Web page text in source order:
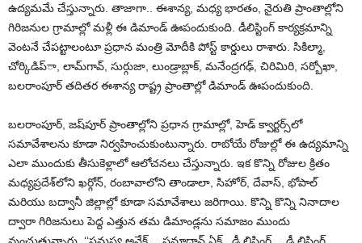
ఉద్యమమే చేస్తున్నారు. తాజాగా.. ఈశాన్య, మధ్య భారతం, నైరుతి ప్రాంతాల్లోని
గిరిజనుల గ్రామాల్లో మళ్లీ ఈ డిమాండ్‌ ఊపందుకుంది. డీలిస్టింగ్‌ కార్యక్రమాన్ని
వెంటనే చేపట్టాలంటూ ప్రధాన మంత్రి మోదీకి పోస్ట్‌ కార్డులు రాశారు. సికిల్మా,
చోర్కిడిప్‌ా, లామ్‌గావ్‌, సుర్గుజా, లుండ్రాబ్లాక్‌, మనేంద్రగఢ్‌, చిరిమిరి, సర్బోఖా,
బలరాంపూర్‌ తదితర ఈశాన్య రాష్ట్ర ప్రాంతాల్లో డిమాండ్‌ ఊపందుకుంది.
బలరాంపూర్‌, జష్‌పూర్‌ ప్రాంతాల్లోని ప్రధాన గ్రామాల్లో, హెడ్‌ క్వార్టర్స్‌లో
సమావేశాలను కూడా నిర్వహించుకుంటున్నారు. రాబోయే రోజుల్లో ఈ ఉద్యమాన్ని
ఎలా ముందుకు తీసుకెళ్లాలో ఆలోచనలు చేస్తున్నారు. ఇక కొన్ని రోజుల క్రితం
మధ్యప్రదేశ్‌లోని ఖర్గోన్‌, రంబావాలోని తాండాలా, సిహోర్‌, దేవాస్‌, భోపాల్‌
మరియు బద్వానీ జిల్లాల్లో కూడా సమావేశాలు జరిగాయి. కొన్ని కొన్ని నినాదాల
ద్వారా గిరిజనులు పెద్ద ఎత్తున తమ డిమాండ్లను సమాజం ముందు
వుంచుతున్నారు. ‘‘సమస్య అనేక్‌… సమాధాన్‌ ఏక్‌.. డీ లిస్టింగ్‌… డీ లిస్టింగ్‌